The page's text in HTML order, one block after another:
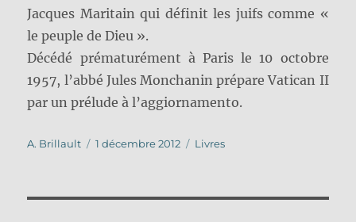
Jacques Maritain qui définit les juifs comme «
le peuple de Dieu ».
Décédé prématurément à Paris le 10 octobre
1957, l’abbé Jules Monchanin prépare Vatican II
par un prélude à l’aggiornamento.
Auteur
A. Brillault
Publié
1 décembre 2012 Catégories
Livres